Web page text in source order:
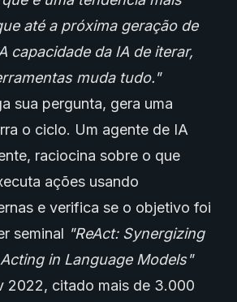
até a próxima geração de
capacidade da IA de iterar,
muda tudo."
sua pergunta, gera uma
o ciclo. Um agente de IA
raciocina sobre o que
ações usando
e verifica se o objetivo foi
seminal "ReAct: Synergizing
in Language Models"
2022, citado mais de 3.000